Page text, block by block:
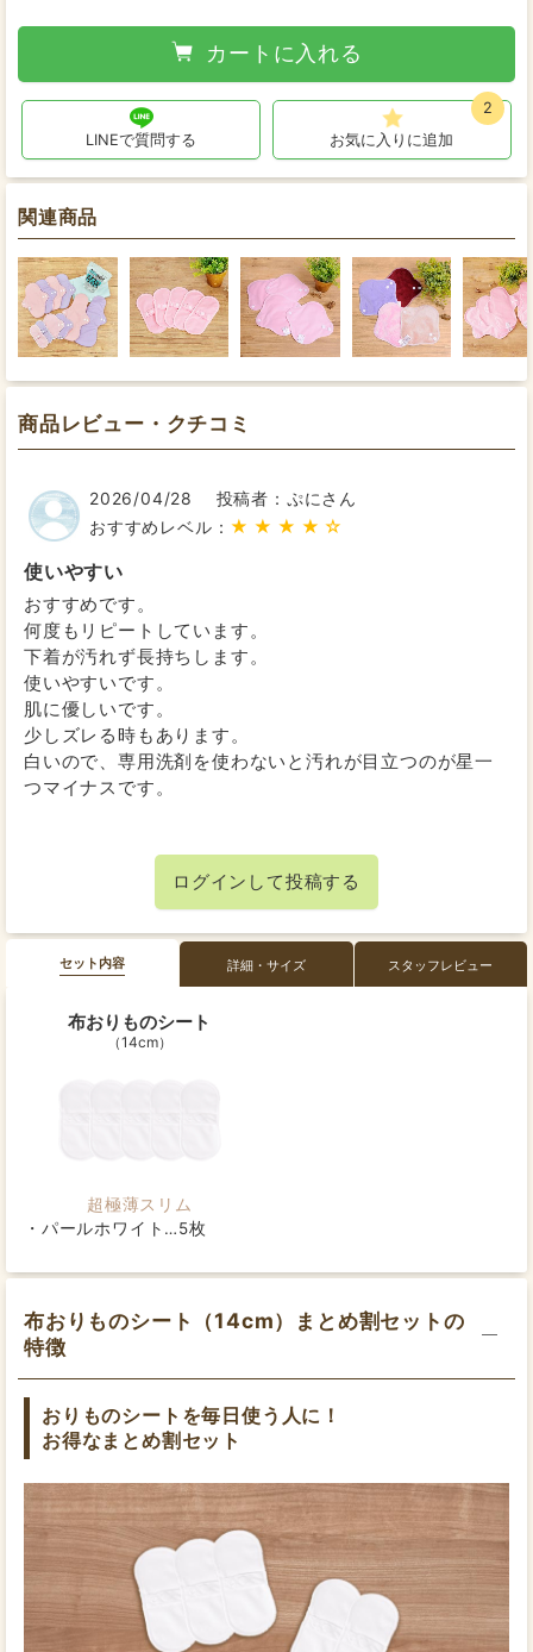
カートに入れる
LINEで質問する お気に入りに追加
2
関連商品
商品レビュー・クチコミ
2026/04/28
投稿者：ぷにさん
おすすめレベル： ★★★★☆
使いやすい
おすすめです。
何度もリピートしています。
下着が汚れず長持ちします。
使いやすいです。
肌に優しいです。
少しズレる時もあります。
白いので、専用洗剤を使わないと汚れが目立つのが星一
つマイナスです。
ログインして投稿する
セット内容
布おりものシート
14cm
超極薄スリム
パールホワイト…5枚
詳細・サイズ
素材
肌面
オーガニックコットン100％
サイズ
縦幅14cm / 吸収体横幅6.5～7.5cm（最長部分で計測）
スタッフレビュー
スタッフ渡辺
経血量：少ない～ふつう
昼用：25cm
夜用：40cm
交換目安：3～4時間
スタッフ森川
経血量：ふつう 昼用：25cm
夜用：36cm
交換目安：3時間
布おりものシート（14cm）まとめ割セットの
特徴
おりものシートを毎日使う人に！
お得なまとめ割セット